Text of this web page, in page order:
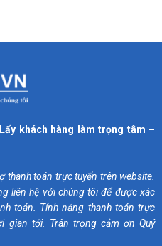
khách hàng làm trọng tâm –
thanh toán trực tuyến trên website.
liên hệ với chúng tôi để được xác
toán. Tính năng thanh toán trực
gian tới. Trân trọng cảm ơn Quý